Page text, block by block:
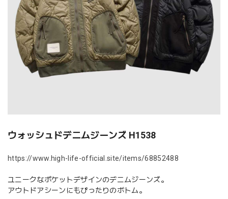
ウォッシュドデニムジーンズ H1538
https://www.high-life-official.site/items/68852488
ユニークなポケットデザインのデニムジーンズ。
アウトドアシーンにもぴったりのボトム。